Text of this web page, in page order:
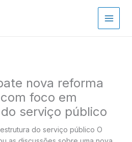
nova reforma
foco em
serviço público
do serviço público O